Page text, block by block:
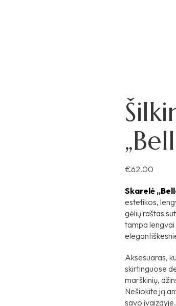
€62.00
Skarelė
estetikos,
gėlių raštas
tampa lengvai
Aksesuaras,
skirtinguose
marškinių,
Nešiokite ją
savo